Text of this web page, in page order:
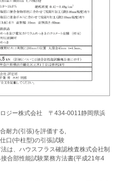
ジー株式会社 〒434-0011静岡県浜
耐力(引張)を評価する,
口(中柱型)の引張試験
は、ハウスフラス確認検査株式会社制
合部性能試験業務方法書(平成21年4